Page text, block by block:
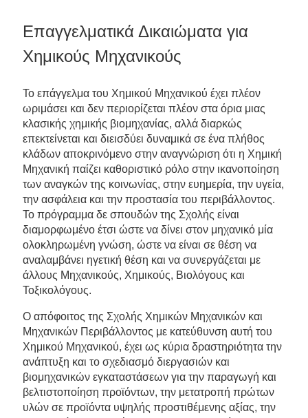
Επαγγελματικά Δικαιώματα για
Χημικούς Μηχανικούς
Το επάγγελμα του Χημικού Μηχανικού έχει πλέον
ωριμάσει και δεν περιορίζεται πλέον στα όρια μιας
κλασικής χημικής βιομηχανίας, αλλά διαρκώς
επεκτείνεται και διεισδύει δυναμικά σε ένα πλήθος
κλάδων αποκρινόμενο στην αναγνώριση ότι η Χημική
Μηχανική παίζει καθοριστικό ρόλο στην ικανοποίηση
των αναγκών της κοινωνίας, στην ευημερία, την υγεία,
την ασφάλεια και την προστασία του περιβάλλοντος.
Το πρόγραμμα δε σπουδών της Σχολής είναι
διαμορφωμένο έτσι ώστε να δίνει στον μηχανικό μία
ολοκληρωμένη γνώση, ώστε να είναι σε θέση να
αναλαμβάνει ηγετική θέση και να συνεργάζεται με
άλλους Μηχανικούς, Χημικούς, Βιολόγους και
Τοξικολόγους.
Ο απόφοιτος της Σχολής Χημικών Μηχανικών και
Μηχανικών Περιβάλλοντος με κατεύθυνση αυτή του
Χημικού Μηχανικού, έχει ως κύρια δραστηριότητα την
ανάπτυξη και το σχεδιασμό διεργασιών και
βιομηχανικών εγκαταστάσεων για την παραγωγή και
βελτιστοποίηση προϊόντων, την μετατροπή πρώτων
υλών σε προϊόντα υψηλής προστιθέμενης αξίας, την